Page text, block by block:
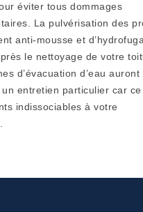
éviter tous dommages
La pulvérisation des
anti-mousse et
le nettoyage de votre
d’évacuation d’eau auront
entretien particulier car
indissociables à votre